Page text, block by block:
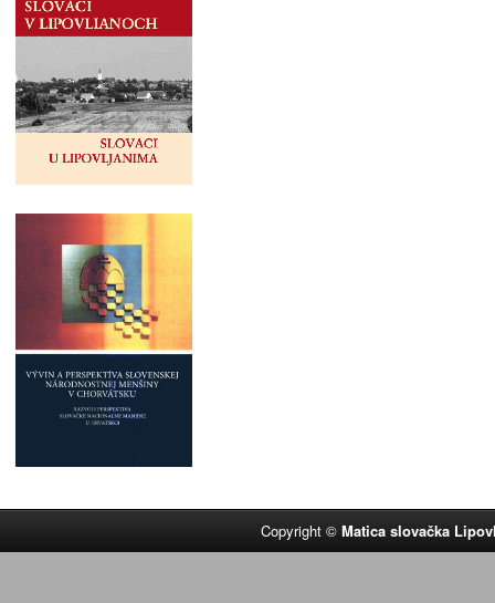
Copyright ©Matica slovačka